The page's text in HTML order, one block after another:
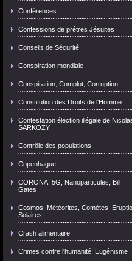
Conférences
Confessions de prêtres Jésuites
Conseils de Sécurité
Conspiration mondiale
Conspiration, Complot, Corruption
Constitution des Droits de l'Homme
Contestation élection illégale de
SARKOZY
Contrôle des populations
Copenhague
CORONA, 5G, Nanoparticules, Bill
Gates
Cosmos, Météorites, Comètes,
Solaires,
Crash alimentaire
Crimes contre l'humanité, Eugénisme